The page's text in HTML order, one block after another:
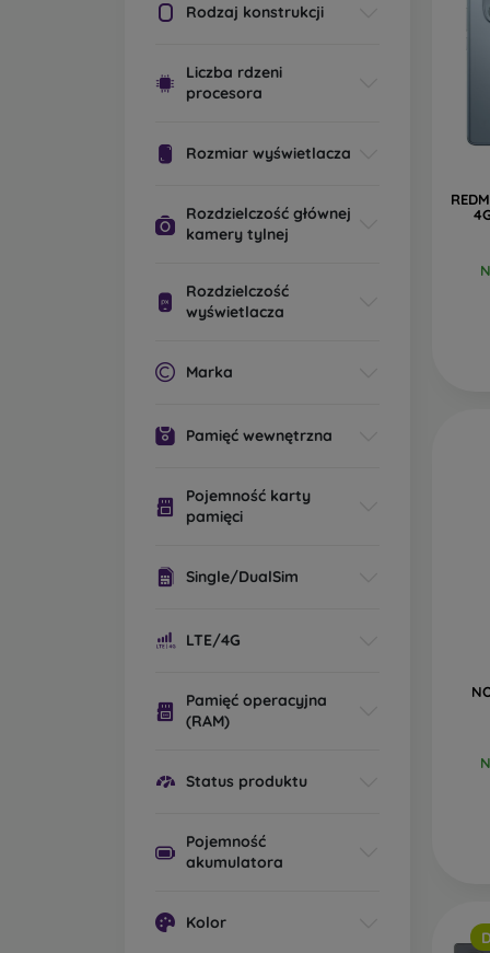
Rodzaj konstrukcji
Liczba rdzeni
procesora
Rozmiar wyświetlacza
Rozdzielczość głównej
kamery tylnej
Rozdzielczość
wyświetlacza
Marka
Pamięć wewnętrzna
Pojemność karty
pamięci
Single/DualSim
LTE/4G
Pamięć operacyjna
(RAM)
Status produktu
Pojemność
akumulatora
Kolor
W